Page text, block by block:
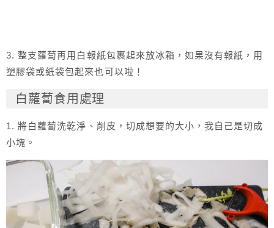
3. 整支蘿蔔再用白報紙包裹起來放冰箱，如果沒有報紙，用
塑膠袋或紙袋包起來也可以啦！
白蘿蔔食用處理
1. 將白蘿蔔洗乾淨、削皮，切成想要的大小，我自己是切成
小塊。